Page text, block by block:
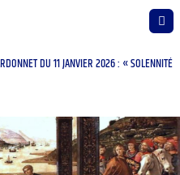
DU 11 JANVIER 2026 : « SOLENNITÉ